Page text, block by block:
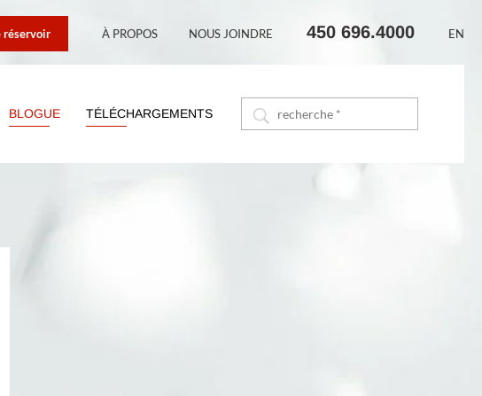
réservoir À PROPOS NOUS JOINDRE 450 696.4000 EN
BLOGUE TÉLÉCHARGEMENTS